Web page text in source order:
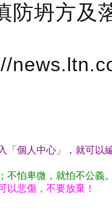
防坍方及
「個人中心」，就可以
不怕卑微，就怕不公義
以悲傷，不要放棄！